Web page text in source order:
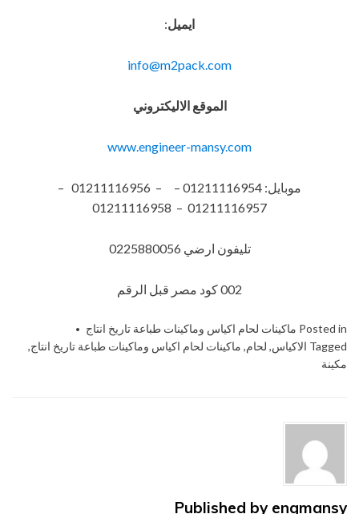
ايميل:
info@m2pack.com
الموقع الاليكتروني
www.engineer-mansy.com
موبايل: 01211116954 – – 01211116956 –
01211116957 – 01211116958
تليفون ارضي 0225880056
002 كود مصر قبل الرقم
Posted in ماكينات لحام اكياس وماكينات طباعة تاريخ انتاج
Tagged الاكياس, لحام, ماكينات لحام اكياس وماكينات طباعة تاريخ انتاج,
مكينة
Published by engmansy